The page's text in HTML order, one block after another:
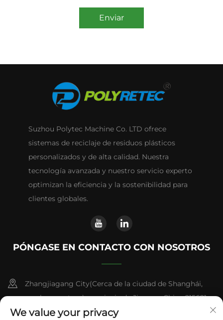
Enviar
Suzhou Polytec Machine Co. LTD ofrece
sistemas de reciclaje de residuos plásticos
personalizados y de alta calidad. Nuestra
tecnología avanzada y nuestro servicio experto
optimizan la eficiencia y la sostenibilidad para
clientes globales.
PÓNGASE EN CONTACTO CON NOSOTROS
Zhangjiagang City(Cerca de la ciudad de Shanghái,
una hora en tren), provincia de Jiangsu, China 215621
We value your privacy